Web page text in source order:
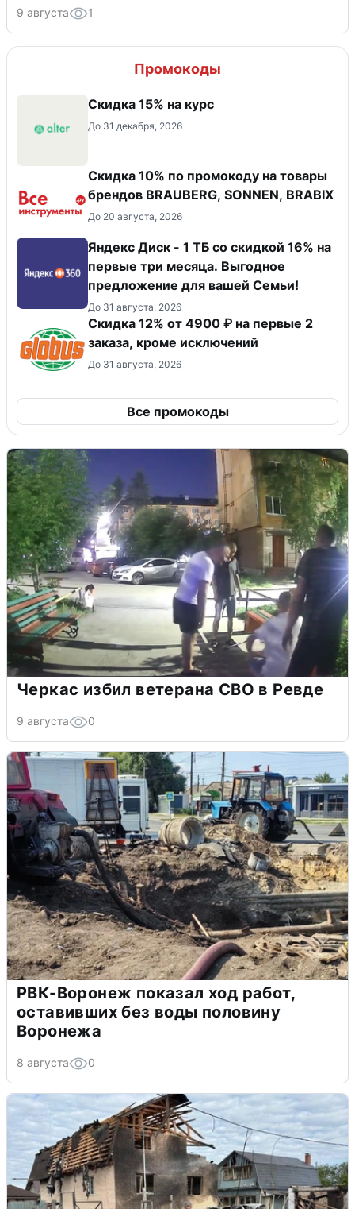
9 августа 1
Промокоды
Скидка 15% на курс
До 31 декабря, 2026
Скидка 10% по промокоду на товары
брендов BRAUBERG, SONNEN, BRABIX
До 20 августа, 2026
Яндекс Диск - 1 ТБ со скидкой 16% на
первые три месяца. Выгодное
предложение для вашей Семьи!
До 31 августа, 2026
Скидка 12% от 4900 ₽ на первые 2
заказа, кроме исключений
До 31 августа, 2026
Все промокоды
Черкас избил ветерана СВО в Ревде
9 августа 0
РВК-Воронеж показал ход работ,
оставивших без воды половину
Воронежа
8 августа 0